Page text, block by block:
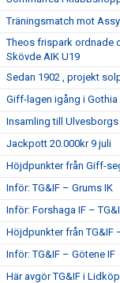
Träningsmatch mot
Theos frispark ordnade
Skövde AIK U19
Sedan 1902 , projekt
Giff-lagen igång i Gothia
Insamling till Ulvesborgs
Jackpott 20.000kr 9 juli
Höjdpunkter från Giff-
Inför: TG&IF – Grums IK
Inför: Forshaga IF –
Höjdpunkter från TG&IF
Inför: TG&IF – Götene IF
Här avgör TG&IF i